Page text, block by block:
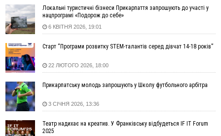
терапію якомога раніше
12:00
Франківця, який у Косові викрав за магазину понад 640
тисяч гривень у валюті, засудили до 5 років
чоловіків 18–60 років
11:20
Водійка, яку на Сухомлинського побив інший керманич,
відмовилася від обвинувачення — справу закрили
10:45
У Франківську, Коломиї, Долині та Яремче 6 серпня
зафіксували рекордну спеку
10:02
Змушував надсилати інтимні фото: на Прикарпатті
09:22
АМКУ розпочав справу проти Гвіздецької селищної ради
Локальні туристичні бізнеси Прикарпаття запрошують до участі у
нацпрограмі «Подорож до себе»
6 КВІТНЯ 2026, 19:01
Старт “Програми розвитку STEM-талантів серед дівчат 14-18 років”
22 ЛЮТОГО 2026, 18:00
Прикарпатську молодь запрошують у Школу футбольного арбітра
3 СІЧНЯ 2026, 13:36
Театр надихає на креатив. У Франківську відбудеться IF IT Forum
2025